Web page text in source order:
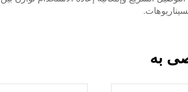
به